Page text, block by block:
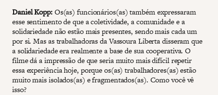
Daniel Kopp:Os(as) funcionários(as) também expressaram
esse sentimento de que a coletividade, a comunidade e a
solidariedade não estão mais presentes, sendo mais cada um
por si. Mas as trabalhadoras da Vassoura Liberta disseram que
a solidariedade era realmente a base de sua cooperativa. O
filme dá a impressão de que seria muito mais difícil repetir
essa experiência hoje, porque os(as) trabalhadores(as) estão
muito mais isolados(as) e fragmentados(as). Como você vê
isso?